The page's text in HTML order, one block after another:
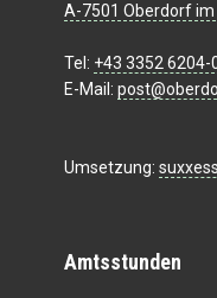
A-7501 Oberdorf im
Tel: +43 3352 6204-
E-Mail:
Umsetzung:
Amtsstunden